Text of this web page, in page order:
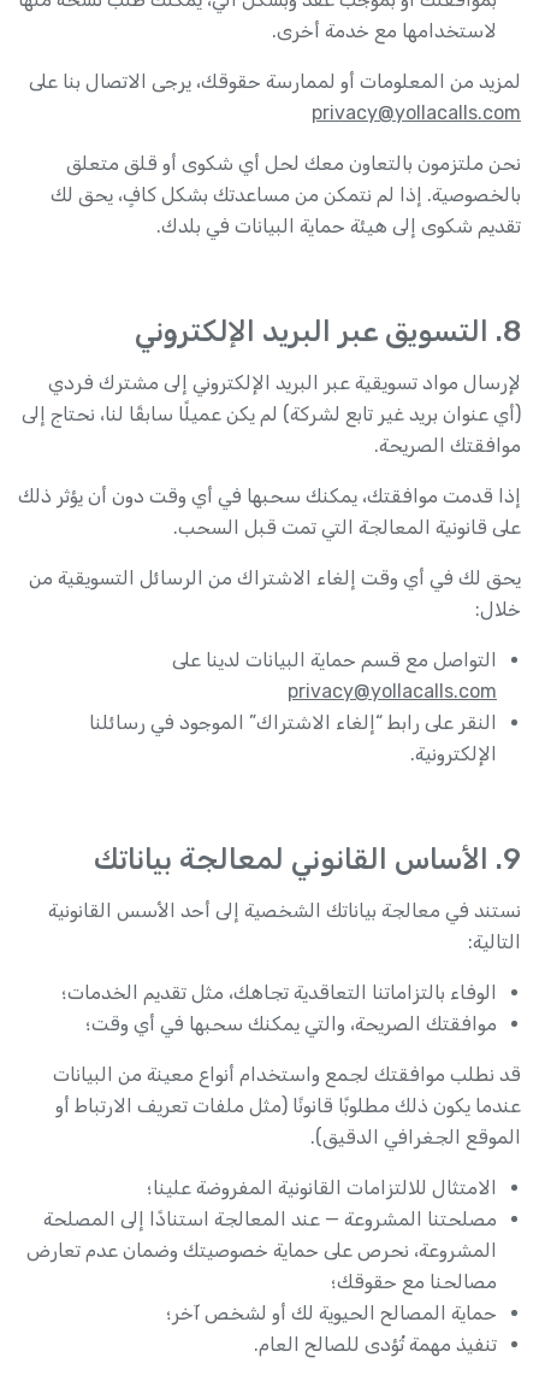
لاستخدامها مع خدمة أخرى.
لمزيد من المعلومات أو لممارسة حقوقك، يرجى الاتصال بنا على
privacy@yollacalls.com
نحن ملتزمون بالتعاون معك لحل أي شكوى أو قلق متعلق
بالخصوصية. إذا لم نتمكن من مساعدتك بشكل كافٍ، يحق لك
تقديم شكوى إلى هيئة حماية البيانات في بلدك.
8. التسويق عبر البريد الإلكتروني
لإرسال مواد تسويقية عبر البريد الإلكتروني إلى مشترك فردي
(أي عنوان بريد غير تابع لشركة) لم يكن عميلًا سابقًا لنا، نحتاج إلى
موافقتك الصريحة.
إذا قدمت موافقتك، يمكنك سحبها في أي وقت دون أن يؤثر ذلك
على قانونية المعالجة التي تمت قبل السحب.
يحق لك في أي وقت إلغاء الاشتراك من الرسائل التسويقية من
خلال:
التواصل مع قسم حماية البيانات لدينا على
privacy@yollacalls.com
النقر على رابط “إلغاء الاشتراك” الموجود في رسائلنا
الإلكترونية.
9. الأساس القانوني لمعالجة بياناتك
نستند في معالجة بياناتك الشخصية إلى أحد الأسس القانونية
التالية:
الوفاء بالتزاماتنا التعاقدية تجاهك، مثل تقديم الخدمات؛
موافقتك الصريحة، والتي يمكنك سحبها في أي وقت؛
قد نطلب موافقتك لجمع واستخدام أنواع معينة من البيانات
عندما يكون ذلك مطلوبًا قانونًا (مثل ملفات تعريف الارتباط أو
الموقع الجغرافي الدقيق).
الامتثال للالتزامات القانونية المفروضة علينا؛
مصلحتنا المشروعة — عند المعالجة استنادًا إلى المصلحة
المشروعة، نحرص على حماية خصوصيتك وضمان عدم تعارض
مصالحنا مع حقوقك؛
حماية المصالح الحيوية لك أو لشخص آخر؛
تنفيذ مهمة تُؤدى للصالح العام.